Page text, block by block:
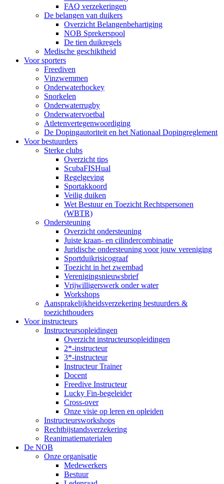
FAQ verzekeringen
De belangen van duikers
Overzicht Belangenbehartiging
NOB Sprekerspool
De tien duikregels
Medische geschiktheid
Voor sporters
Freediven
Vinzwemmen
Onderwaterhockey
Snorkelen
Onderwaterrugby
Onderwatervoetbal
Atletenvertegenwoordiging
De Dopingautoriteit en het Nationaal Dopingreglement
Voor bestuurders
Sterke clubs
Overzicht tips
ScubaFISHual
Regelgeving
Sportakkoord
Veilig duiken
Wet Bestuur en Toezicht Rechtspersonen
(WBTR)
Ondersteuning
Overzicht ondersteuning
Juiste kraan- en cilindercombinatie
Juridische ondersteuning voor jouw vereniging
Sportduikrisicograaf
Toezicht in het zwembad
Verenigingsnieuwsbrief
Vrijwilligerswerk onder water
Workshops
Aansprakelijkheidsverzekering bestuurders &
toezichthouders
Voor instructeurs
Instructeursopleidingen
Overzicht instructeursopleidingen
2*-instructeur
3*-instructeur
Instructeur Trainer
Docent
Freedive Instructeur
Lucky Fin-begeleider
Cross-over
Onze visie op leren en opleiden
Instructeursworkshops
Rechtbijstandsverzekering
Reanimatiematerialen
De NOB
Onze organisatie
Medewerkers
Bestuur